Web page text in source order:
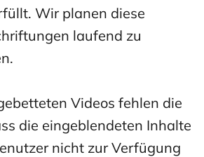
Wir planen diese
laufend zu
Videos fehlen die
die eingeblendeten Inhalte
nicht zur Verfügung